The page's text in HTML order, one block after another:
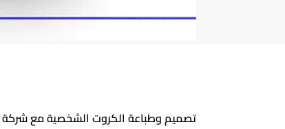
تصميم وطباعة الكروت الشخصية مع شركة